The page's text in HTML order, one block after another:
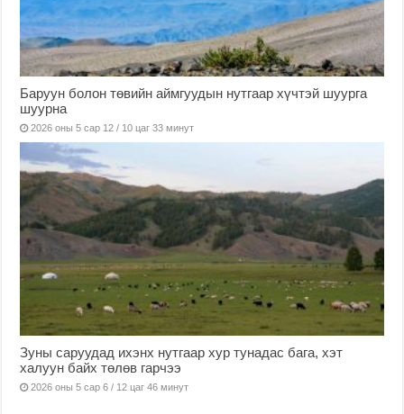
Баруун болон төвийн аймгуудын нутгаар хүчтэй шуурга
шуурна
2026 оны 5 сар 12 / 10 цаг 33 минут
Зуны саруудад ихэнх нутгаар хур тунадас бага, хэт
халуун байх төлөв гарчээ
2026 оны 5 сар 6 / 12 цаг 46 минут